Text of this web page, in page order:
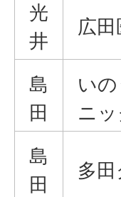
光
井
広
島
田
い
ニッ
島
田
多